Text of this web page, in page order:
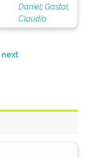
Daniel;Gastal,
Claudio
next